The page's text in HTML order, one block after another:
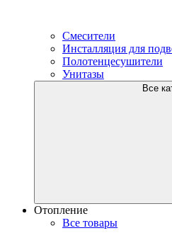
Смесители
Инсталляция для
Полотенцесушители
Унитазы
Все
Отопление
Все товары